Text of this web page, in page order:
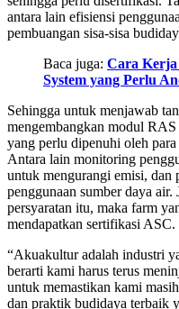
antara lain efisiensi
pembuangan sisa-sisa
Baca juga: Cara
System yang Perlu
Sehingga untuk menjawab
mengembangkan modul RAS
yang perlu dipenuhi oleh
Antara lain monitoring
untuk mengurangi emisi, dan
penggunaan sumber daya air.
persyaratan itu, maka farm
mendapatkan sertifikasi ASC.
“Akuakultur adalah industri
berarti kami harus terus
untuk memastikan kami
dan praktik budidaya terbaik